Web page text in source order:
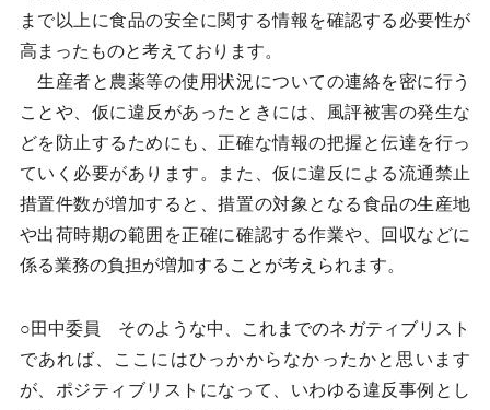
まで以上に食品の安全に関する情報を確認する必要性が
高まったものと考えております。
生産者と農薬等の使用状況についての連絡を密に行う
ことや、仮に違反があったときには、風評被害の発生な
どを防止するためにも、正確な情報の把握と伝達を行っ
ていく必要があります。また、仮に違反による流通禁止
措置件数が増加すると、措置の対象となる食品の生産地
や出荷時期の範囲を正確に確認する作業や、回収などに
係る業務の負担が増加することが考えられます。
○田中委員 そのような中、これまでのネガティブリスト
であれば、ここにはひっかからなかったかと思います
が、ポジティブリストになって、いわゆる違反事例とし